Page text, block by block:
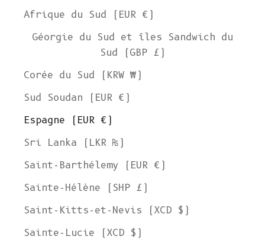
Afrique du Sud (EUR €)
Géorgie du Sud et îles Sandwich du
Sud (GBP £)
Corée du Sud (KRW ₩)
Sud Soudan (EUR €)
Espagne (EUR €)
Sri Lanka (LKR ₨)
Saint-Barthélemy (EUR €)
Sainte-Hélène (SHP £)
Saint-Kitts-et-Nevis (XCD $)
Sainte-Lucie (XCD $)